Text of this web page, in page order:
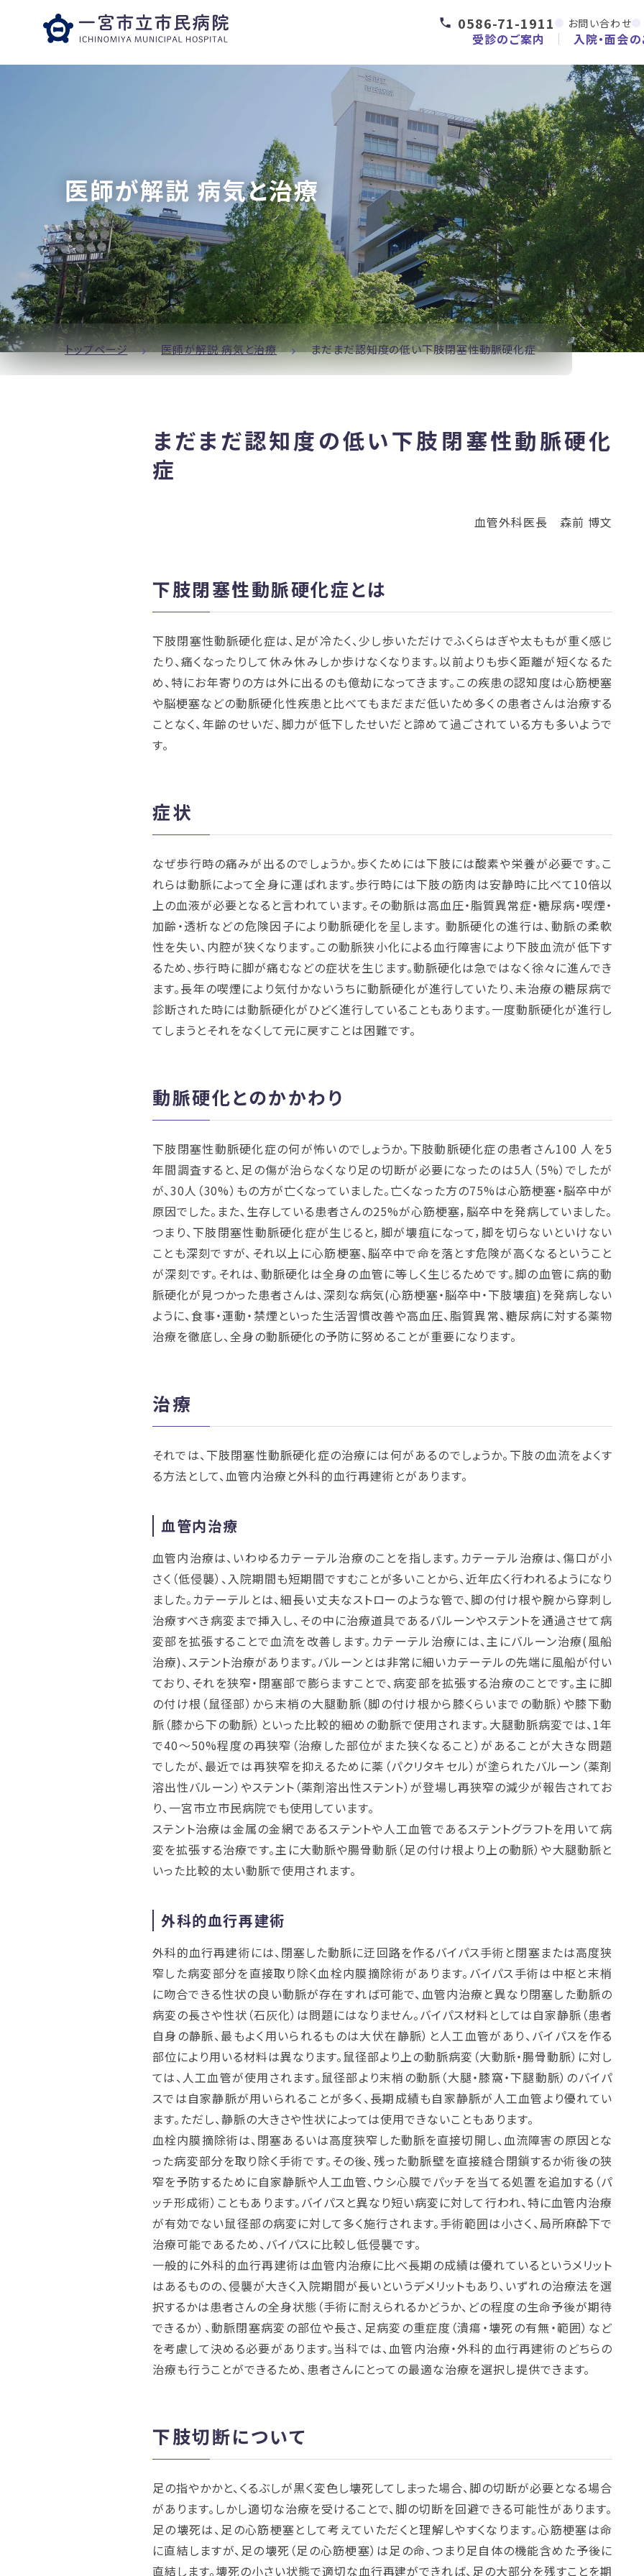
0586-71-1911 お問い合わせ
受診のご案内 入院・面会
医師が解説 病気と治療
トップページ 医師が解説 病気と治療 まだまだ認知度の低い下肢閉塞性動脈硬化症
まだまだ認知度の低い下肢閉塞性動脈硬化
症
血管外科医長 森前 博文
下肢閉塞性動脈硬化症とは
下肢閉塞性動脈硬化症は、足が冷たく、少し歩いただけでふくらはぎや太ももが重く感じ
たり、痛くなったりして休み休みしか歩けなくなります。以前よりも歩く距離が短くなるた
め、特にお年寄りの方は外に出るのも億劫になってきます。この疾患の認知度は心筋梗塞
や脳梗塞などの動脈硬化性疾患と比べてもまだまだ低いため多くの患者さんは治療する
ことなく、年齢のせいだ、脚力が低下したせいだと諦めて過ごされている方も多いようで
す。
症状
なぜ歩行時の痛みが出るのでしょうか。歩くためには下肢には酸素や栄養が必要です。こ
れらは動脈によって全身に運ばれます。歩行時には下肢の筋肉は安静時に比べて10倍以
上の血液が必要となると言われています。その動脈は高血圧・脂質異常症・糖尿病・喫煙・
加齢・透析などの危険因子により動脈硬化を呈します。 動脈硬化の進行は、動脈の柔軟
性を失い、内腔が狭くなります。この動脈狭小化による血行障害により下肢血流が低下す
るため、歩行時に脚が痛むなどの症状を生じます。動脈硬化は急ではなく徐々に進んでき
ます。長年の喫煙により気付かないうちに動脈硬化が進行していたり、未治療の糖尿病で
診断された時には動脈硬化がひどく進行していることもあります。一度動脈硬化が進行し
てしまうとそれをなくして元に戻すことは困難です。
動脈硬化とのかかわり
下肢閉塞性動脈硬化症の何が怖いのでしょうか。下肢動脈硬化症の患者さん100 人を5
年間調査すると、足の傷が治らなくなり足の切断が必要になったのは5人（5%）でしたが
が、30人（30%）もの方が亡くなっていました。亡くなった方の75%は心筋梗塞・脳卒中が
原因でした。また、生存している患者さんの25%が心筋梗塞，脳卒中を発病していました。
つまり、下肢閉塞性動脈硬化症が生じると，脚が壊疽になって，脚を切らないといけない
ことも深刻ですが、それ以上に心筋梗塞、脳卒中で命を落とす危険が高くなるということ
が深刻です。それは、動脈硬化は全身の血管に等しく生じるためです。脚の血管に病的動
脈硬化が見つかった患者さんは、深刻な病気(心筋梗塞・脳卒中・下肢壊疽)を発病しない
ように、食事・運動・禁煙といった生活習慣改善や高血圧、脂質異常、糖尿病に対する薬物
治療を徹底し、全身の動脈硬化の予防に努めることが重要になります。
治療
それでは、下肢閉塞性動脈硬化症の治療には何があるのでしょうか。下肢の血流をよくす
る方法として、血管内治療と外科的血行再建術とがあります。
血管内治療
血管内治療は、いわゆるカテーテル治療のことを指します。カテーテル治療は、傷口が小
さく（低侵襲）、入院期間も短期間ですむことが多いことから、近年広く行われるようになり
ました。カテーテルとは、細長い丈夫なストローのような管で、脚の付け根や腕から穿刺し
治療すべき病変まで挿入し、その中に治療道具であるバルーンやステントを通過させて病
変部を拡張することで血流を改善します。カテーテル治療には、主にバルーン治療(風船
治療)、ステント治療があります。バルーンとは非常に細いカテーテルの先端に風船が付い
ており、それを狭窄・閉塞部で膨らますことで、病変部を拡張する治療のことです。主に脚
の付け根（鼠径部）から末梢の大腿動脈（脚の付け根から膝くらいまでの動脈）や膝下動
脈（膝から下の動脈）といった比較的細めの動脈で使用されます。大腿動脈病変では、1年
で40～50%程度の再狭窄（治療した部位がまた狭くなること）があることが大きな問題
でしたが、最近では再狭窄を抑えるために薬（パクリタキセル）が塗られたバルーン（薬剤
溶出性バルーン）やステント（薬剤溶出性ステント）が登場し再狭窄の減少が報告されてお
り、一宮市立市民病院でも使用しています。
ステント治療は金属の金網であるステントや人工血管であるステントグラフトを用いて病
変を拡張する治療です。主に大動脈や腸骨動脈（足の付け根より上の動脈）や大腿動脈と
いった比較的太い動脈で使用されます。
外科的血行再建術
外科的血行再建術には、閉塞した動脈に迂回路を作るバイパス手術と閉塞または高度狭
窄した病変部分を直接取り除く血栓内膜摘除術があります。バイパス手術は中枢と末梢
に吻合できる性状の良い動脈が存在すれば可能で、血管内治療と異なり閉塞した動脈の
病変の長さや性状（石灰化）は問題にはなりません。バイパス材料としては自家静脈（患者
自身の静脈、最もよく用いられるものは大伏在静脈）と人工血管があり、バイパスを作る
部位により用いる材料は異なります。鼠径部より上の動脈病変（大動脈・腸骨動脈）に対し
ては、人工血管が使用されます。鼠径部より末梢の動脈（大腿・膝窩・下腿動脈）のバイパ
スでは自家静脈が用いられることが多く、長期成績も自家静脈が人工血管より優れてい
ます。ただし、静脈の大きさや性状によっては使用できないこともあります。
血栓内膜摘除術は、閉塞あるいは高度狭窄した動脈を直接切開し、血流障害の原因とな
った病変部分を取り除く手術です。その後、残った動脈壁を直接縫合閉鎖するか術後の狭
窄を予防するために自家静脈や人工血管、ウシ心膜でパッチを当てる処置を追加する（パ
ッチ形成術）こともあります。バイパスと異なり短い病変に対して行われ、特に血管内治療
が有効でない鼠径部の病変に対して多く施行されます。手術範囲は小さく、局所麻酔下で
治療可能であるため、バイパスに比較し低侵襲です。
一般的に外科的血行再建術は血管内治療に比べ長期の成績は優れているというメリット
はあるものの、侵襲が大きく入院期間が長いというデメリットもあり、いずれの治療法を選
択するかは患者さんの全身状態（手術に耐えられるかどうか、どの程度の生命予後が期待
できるか）、動脈閉塞病変の部位や長さ、足病変の重症度（潰瘍・壊死の有無・範囲）など
を考慮して決める必要があります。当科では、血管内治療・外科的血行再建術のどちらの
治療も行うことができるため、患者さんにとっての最適な治療を選択し提供できます。
下肢切断について
足の指やかかと、くるぶしが黒く変色し壊死してしまった場合、脚の切断が必要となる場合
があります。しかし適切な治療を受けることで、脚の切断を回避できる可能性があります。
足の壊死は、足の心筋梗塞として考えていただくと理解しやすくなります。心筋梗塞は命
に直結しますが、足の壊死（足の心筋梗塞）は足の命、つまり足自体の機能含めた予後に
直結します。壊死の小さい状態で適切な血行再建ができれば、足の大部分を残すことを期